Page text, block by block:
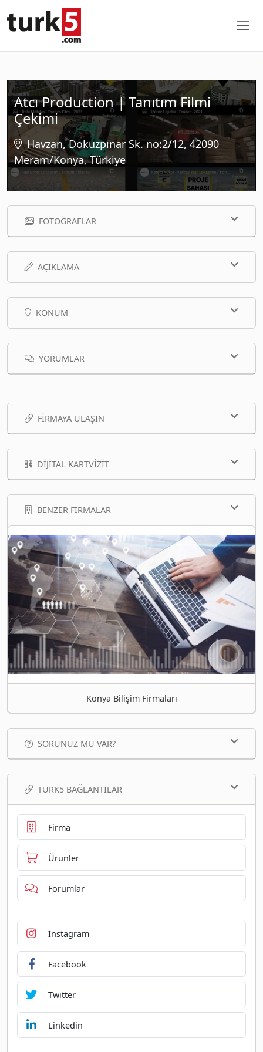
Atcı Production | Tanıtım Filmi
Çekimi
Havzan, Dokuzpınar Sk. no:2/12, 42090
Meram/Konya, Türkiye
FOTOĞRAFLAR
AÇIKLAMA
KONUM
YORUMLAR
FIRMAYA ULAŞIN
DIJITAL KARTVIZIT
BENZER FIRMALAR
Konya Bilişim Firmaları
SORUNUZ MU VAR?
TURK5 BAĞLANTILAR
Firma
Ürünler
Forumlar
Instagram
Facebook
Twitter
Linkedin